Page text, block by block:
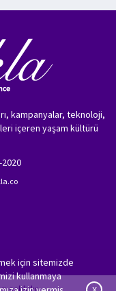
için sitemizde
kullanmaya
kampanyalar, teknoloji,
içeren yaşam kültürü